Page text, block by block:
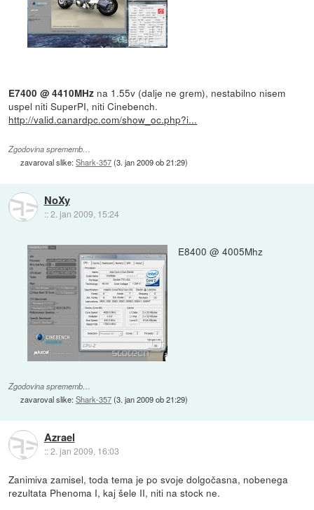
E7400 @ 4410MHz na 1.55v (dalje ne grem), nestabilno nisem
uspel niti SuperPI, niti Cinebench.
http://valid.canardpc.com/show_oc.php?i...
Zgodovina sprememb…
zavaroval slike:Shark-357(3. jan 2009 ob 21:29)
NoXy
::2. jan 2009, 15:24
E8400 @ 4005Mhz
Zgodovina sprememb…
zavaroval slike:Shark-357(3. jan 2009 ob 21:29)
Azrael
::2. jan 2009, 16:03
Zanimiva zamisel, toda tema je po svoje dolgočasna, nobenega
rezultata Phenoma I, kaj šele II, niti na stock ne.